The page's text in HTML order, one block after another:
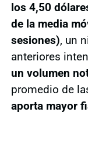
los 4,50
de la media
sesiones), un
anteriores
un volumen
promedio de
aporta mayor